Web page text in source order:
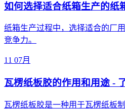
如何选择适合纸箱生产的纸
纸箱生产过程中，选择适合的厂
竞争力。
11 07月
瓦楞纸板胶的作用和用途 -
瓦楞纸板胶是一种用于瓦楞纸板